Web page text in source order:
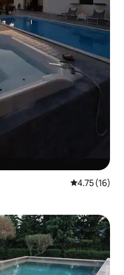
レビュー16
4.75 (16)